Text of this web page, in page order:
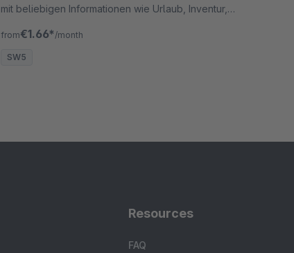
mit beliebigen Informationen wie Urlaub, Inventur,
Angeboten etc. gefüllt werden und zeitlich gesteuert
from€1.66* /month
SW5
Resources
FAQ